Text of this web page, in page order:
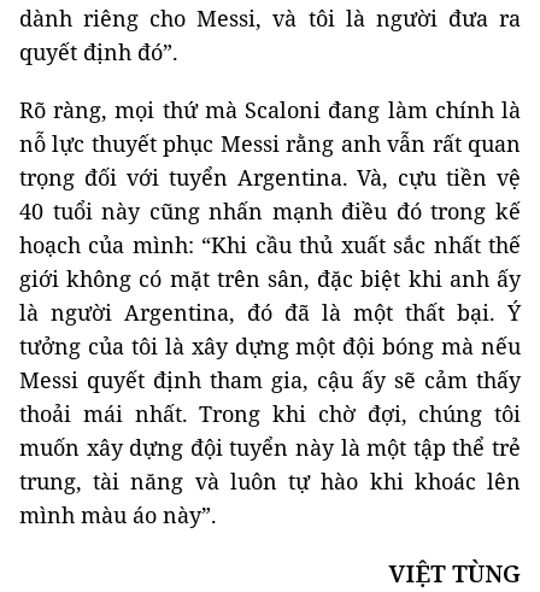
dành riêng cho Messi, và tôi là người đưa ra
quyết định đó”.
Rõ ràng, mọi thứ mà Scaloni đang làm chính là
nỗ lực thuyết phục Messi rằng anh vẫn rất quan
trọng đối với tuyển Argentina. Và, cựu tiền vệ
40 tuổi này cũng nhấn mạnh điều đó trong kế
hoạch của mình: “Khi cầu thủ xuất sắc nhất thế
giới không có mặt trên sân, đặc biệt khi anh ấy
là người Argentina, đó đã là một thất bại. Ý
tưởng của tôi là xây dựng một đội bóng mà nếu
Messi quyết định tham gia, cậu ấy sẽ cảm thấy
thoải mái nhất. Trong khi chờ đợi, chúng tôi
muốn xây dựng đội tuyển này là một tập thể trẻ
trung, tài năng và luôn tự hào khi khoác lên
mình màu áo này”.
VIỆT TÙNG